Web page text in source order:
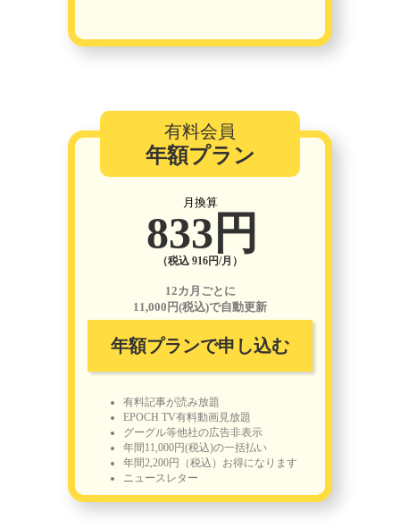
有料会員
年額プラン
月換算
833円
（税込 916円/月）
12カ月ごとに
11,000円(税込)で自動更新
年額プランで申し込む
有料記事が読み放題
EPOCH TV有料動画見放題
グーグル等他社の広告非表示
年間11,000円(税込)の一括払い
年間2,200円（税込）お得になります
ニュースレター